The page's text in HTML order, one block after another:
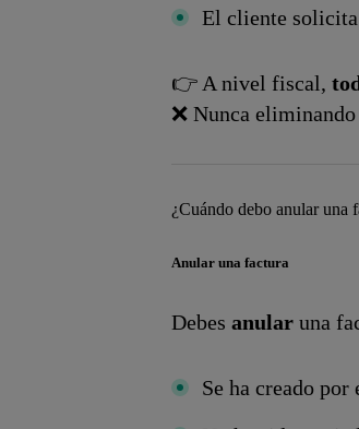
El cliente
👉 A nivel fiscal,
❌ Nunca
¿Cuándo debo anular una
Anular una factura
Debes anular una
Se ha creado por